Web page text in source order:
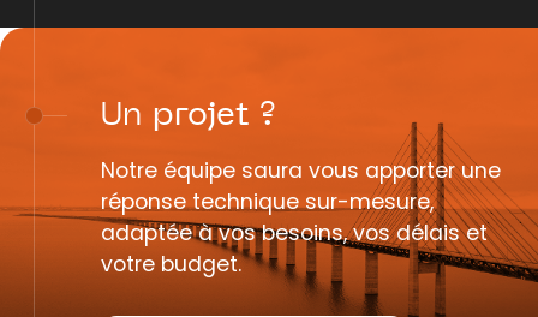
Un projet ?
Notre équipe saura vous apporter une
réponse technique sur-mesure,
adaptée à vos besoins, vos délais et
votre budget.